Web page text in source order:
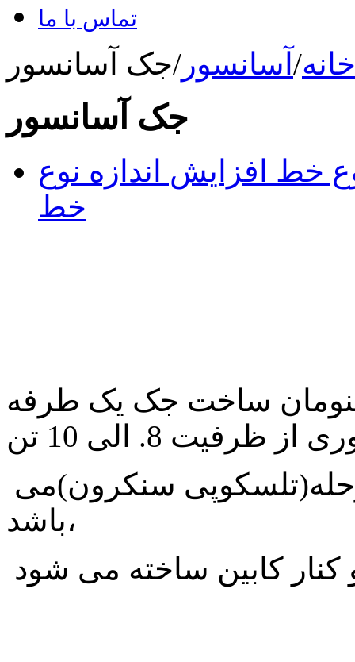
تماس با ما
خانه/ آسانسور /جک آسانسور
جک آسانسور
خط
افزایش اندازه نوع
خط
ساخت جک یک طرفه
از ظرفیت 8. الی 10 تن
سنکرون)می
باشد،
کابین